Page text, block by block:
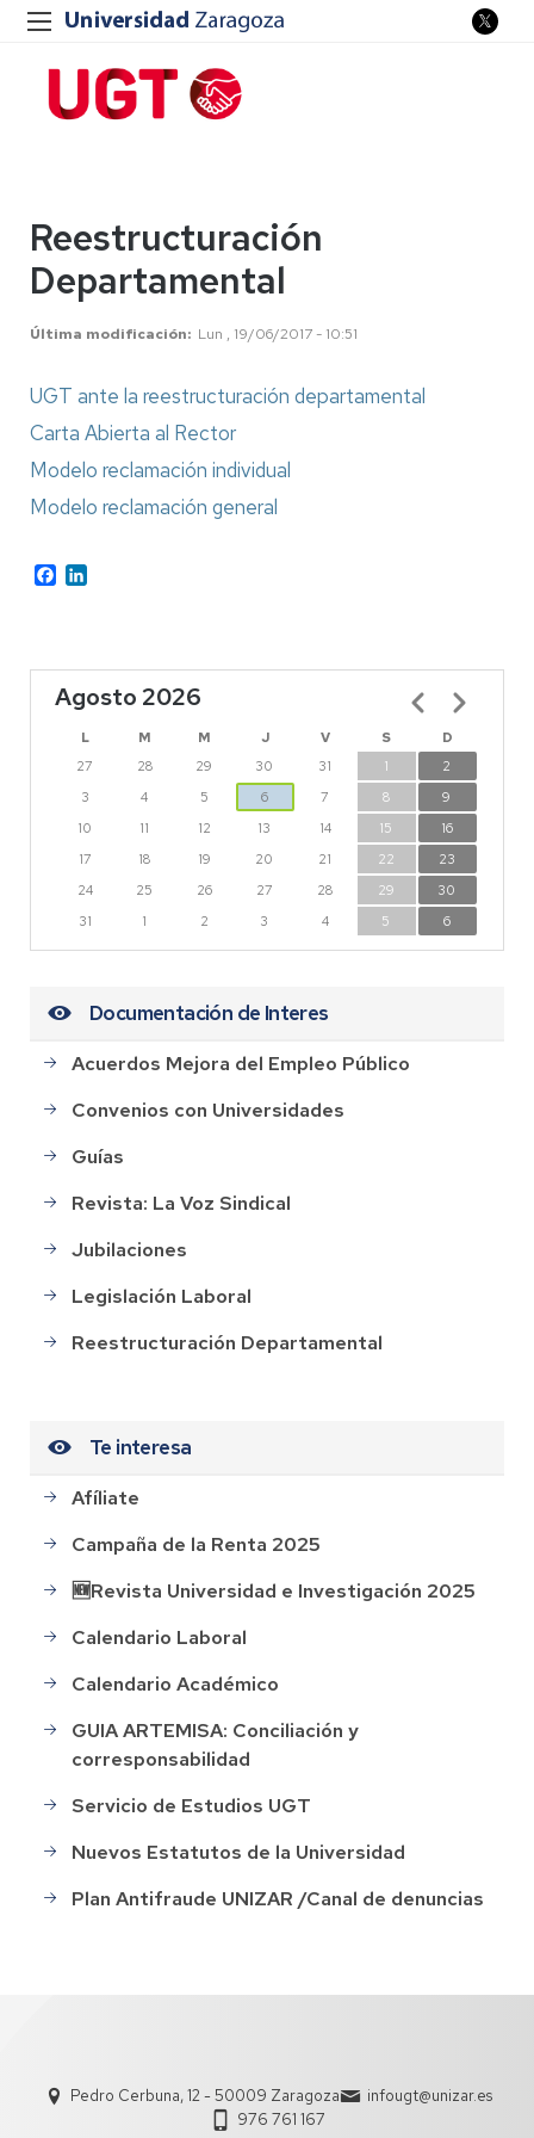
Reestructuración
Departamental
Última modificación Lun , 19/06/2017 - 10:51
UGT ante la reestructuración departamental
Carta Abierta al Rector
Modelo reclamación individual
Modelo reclamación general
Facebook
Agosto 2026
L M M J V S
D
27
28 29 30 31 1
2
3
4 5 6 7 8
9
10
11 12 13 14 15
16
17
18 19 20 21 22
23
24
25 26 27 28 29
30
31
1 2 3 4 5 6
Paginación
Documentación de Interes
Acuerdos Mejora del Empleo Público
Convenios con Universidades
Guías
Revista: La Voz Sindical
Jubilaciones
Legislación Laboral
Reestructuración Departamental
Te interesa
Afíliate
Campaña de la Renta 2025
🆕Revista Universidad e Investigación 2025
Calendario Laboral
Calendario Académico
GUIA ARTEMISA: Conciliación y
corresponsabilidad
Servicio de Estudios UGT
Nuevos Estatutos de la Universidad
Plan Antifraude UNIZAR /Canal de denuncias
Pedro Cerbuna, 12 - 50009 Zaragoza
infougt@unizar.es
976 761 167